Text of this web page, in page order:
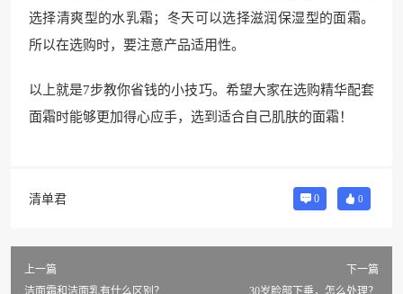
选择清爽型的水乳霜；冬天可以选择滋润保湿型的面霜。
所以在选购时，要注意产品适用性。
以上就是7步教你省钱的小技巧。希望大家在选购精华配套
面霜时能够更加得心应手，选到适合自己肌肤的面霜！
清单君 0 0
上一篇
洁面霜和洁面乳有什么区别？
下一篇
30岁脸部下垂，怎么处理？